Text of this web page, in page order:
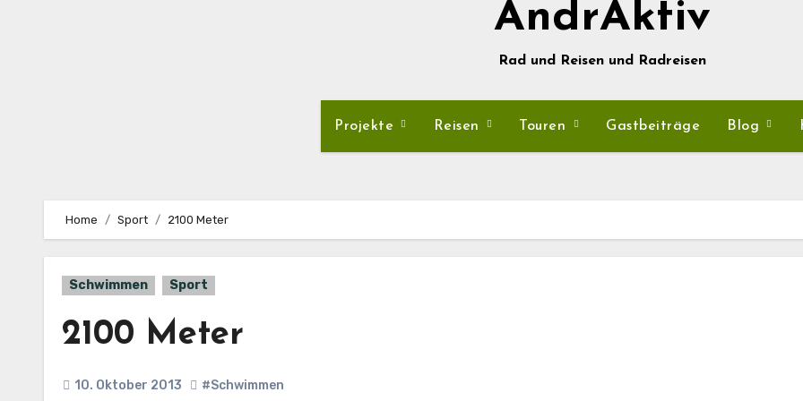
AndrAktiv
Rad und Reisen und Radreisen
Projekte Reisen Touren Gastbeiträge Blog
Home Sport 2100 Meter
Schwimmen Sport
2100 Meter
10. Oktober 2013 #Schwimmen